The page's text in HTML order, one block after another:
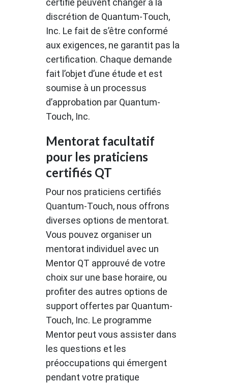
certifié peuvent changer à la
discrétion de Quantum-Touch,
Inc. Le fait de s’être conformé
aux exigences, ne garantit pas la
certification. Chaque demande
fait l’objet d’une étude et est
soumise à un processus
d’approbation par Quantum-
Touch, Inc.
Mentorat facultatif
pour les praticiens
certifiés QT
Pour nos praticiens certifiés
Quantum-Touch, nous offrons
diverses options de mentorat.
Vous pouvez organiser un
mentorat individuel avec un
Mentor QT approuvé de votre
choix sur une base horaire, ou
profiter des autres options de
support offertes par Quantum-
Touch, Inc. Le programme
Mentor peut vous assister dans
les questions et les
préoccupations qui émergent
pendant votre pratique